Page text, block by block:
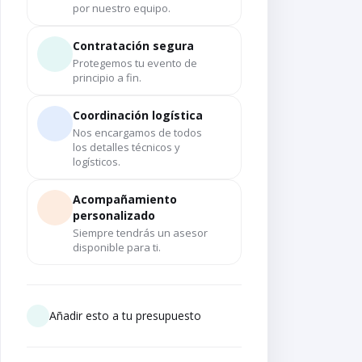
por nuestro equipo.
Contratación segura
Protegemos tu evento de
principio a fin.
Coordinación logística
Nos encargamos de todos
los detalles técnicos y
logísticos.
Acompañamiento
personalizado
Siempre tendrás un asesor
disponible para ti.
Añadir esto a tu presupuesto